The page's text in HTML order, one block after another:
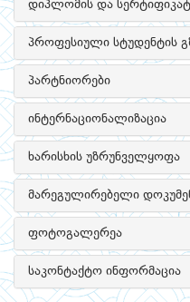
დიპლომის და
პროფესიული სტუდენტის
პარტნიორები
ინტერნაციონალიზაცია
ხარისხის უზრუნველყოფა
მარეგულირებელი
ფოტოგალერეა
საკონტაქტო ინფორმაცია